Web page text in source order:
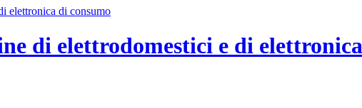
di elettrodomestici e di